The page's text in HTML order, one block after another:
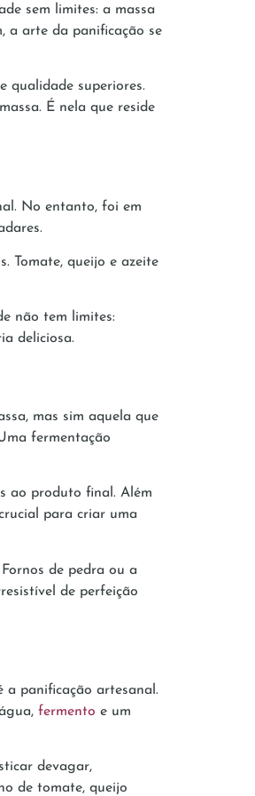
sem limites: a massa
a arte da panificação se
qualidade superiores.
É nela que reside
No entanto, foi em
Tomate, queijo e azeite
não tem limites:
deliciosa.
mas sim aquela que
fermentação
ao produto final. Além
para criar uma
de pedra ou a
de perfeição
a panificação artesanal.
fermento e um
devagar,
de tomate, queijo